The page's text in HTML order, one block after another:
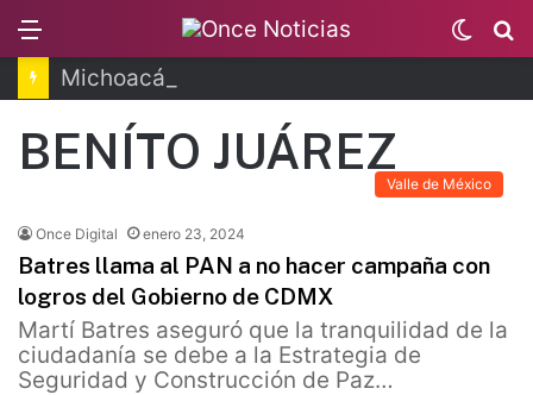
Switch
skin
BENÍTO JUÁREZ
Valle de México
Once Digital enero 23, 2024
Batres llama al PAN a no hacer campaña con
logros del Gobierno de CDMX
Martí Batres aseguró que la tranquilidad de la
ciudadanía se debe a la Estrategia de
Seguridad y Construcción de Paz…